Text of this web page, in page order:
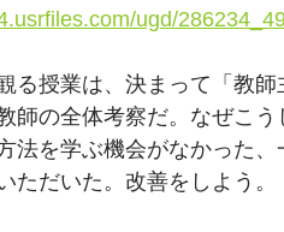
ugd/
る授業は、決まって「教
師の全体考察だ。なぜこ
法を学ぶ機会がなかった
ただいた。改善をしよう。